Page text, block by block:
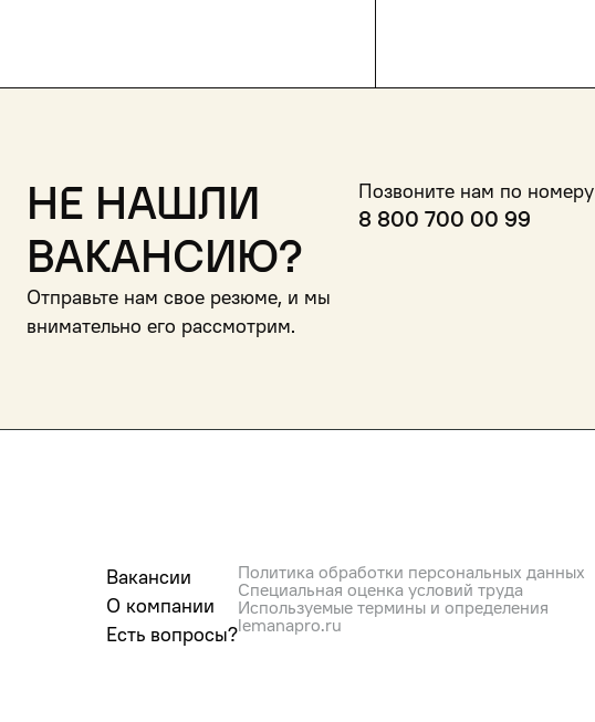
Не нашли
вакансию?
Отправьте нам свое резюме, и мы
внимательно его рассмотрим.
Позвоните нам по номеру
8 800 700 00 99
Вакансии
О компании
Есть вопросы?
Политика обработки персональных данных
Специальная оценка условий труда
Используемые термины и определения
lemanapro.ru